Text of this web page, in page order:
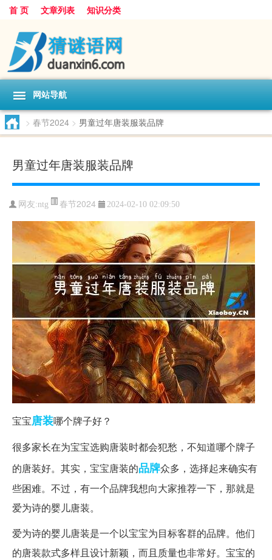
首 页 文章列表 知识分类
网站导航
> 春节2024 > 男童过年唐装服装品牌
男童过年唐装服装品牌
网友:ntg 春节2024 2024-02-10 02:09:50
宝宝唐装哪个牌子好？
很多家长在为宝宝选购唐装时都会犯愁，不知道哪个牌子
的唐装好。其实，宝宝唐装的品牌众多，选择起来确实有
些困难。不过，有一个品牌我想向大家推荐一下，那就是
爱为诗的婴儿唐装。
爱为诗的婴儿唐装是一个以宝宝为目标客群的品牌。他们
的唐装款式多样且设计新颖，而且质量也非常好。宝宝的